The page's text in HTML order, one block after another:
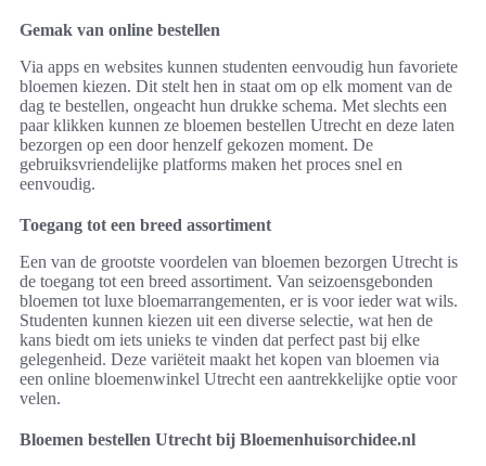
Gemak van online bestellen
Via apps en websites kunnen studenten eenvoudig hun favoriete
bloemen kiezen. Dit stelt hen in staat om op elk moment van de
dag te bestellen, ongeacht hun drukke schema. Met slechts een
paar klikken kunnen ze bloemen bestellen Utrecht en deze laten
bezorgen op een door henzelf gekozen moment. De
gebruiksvriendelijke platforms maken het proces snel en
eenvoudig.
Toegang tot een breed assortiment
Een van de grootste voordelen van bloemen bezorgen Utrecht is
de toegang tot een breed assortiment. Van seizoensgebonden
bloemen tot luxe bloemarrangementen, er is voor ieder wat wils.
Studenten kunnen kiezen uit een diverse selectie, wat hen de
kans biedt om iets unieks te vinden dat perfect past bij elke
gelegenheid. Deze variëteit maakt het kopen van bloemen via
een online bloemenwinkel Utrecht een aantrekkelijke optie voor
velen.
Bloemen bestellen Utrecht bij Bloemenhuisorchidee.nl